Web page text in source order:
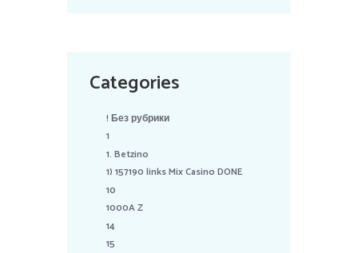
Categories
! Без рубрики
1
1. Betzino
1) 157190 links Mix Casino DONE
10
1000A Z
14
15